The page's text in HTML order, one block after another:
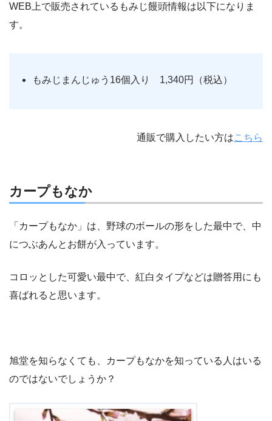
WEB上で販売されているもみじ饅頭情報は以下になりま
す。
もみじまんじゅう16個入り 1,340円（税込）
通販で購入したい方はこちら
カープもなか
「カープもなか」は、野球のボールの形をした最中で、中
につぶあんとお餅が入っています。
コロッとした可愛い最中で、紅白タイプなどは贈答用にも
喜ばれると思います。
旭堂を知らなくても、カープもなかを知っている人はいる
のではないでしょうか？